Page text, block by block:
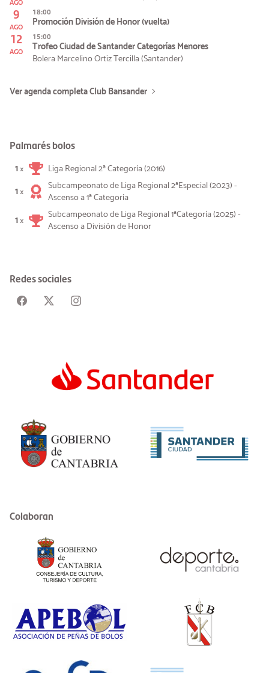
9
AGO
18:00
Promoción División de Honor (vuelta)
12
AGO
15:00
Trofeo Ciudad de Santander Categorías Menores
Bolera Marcelino Ortiz Tercilla (Santander)
Ver agenda completa Club Bansander
Palmarés bolos
1×
Liga Regional 2ª Categoría (2016)
1×
Subcampeonato de Liga Regional 2ªEspecial (2023) -
Ascenso a 1ª Categoría
1×
Subcampeonato de Liga Regional 1ªCategoría (2025) -
Ascenso a División de Honor
Redes sociales
Colaboran